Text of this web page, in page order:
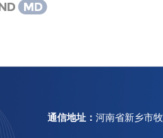
通信地址： 河南省新乡市牧